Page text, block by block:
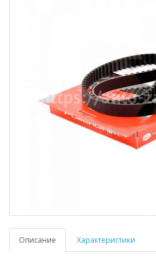
Описание Характеристики